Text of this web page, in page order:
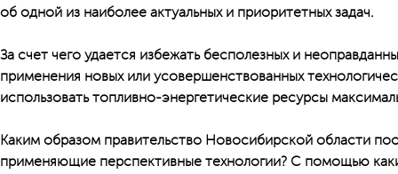
об одной из наиболее актуальных и приоритетных задач.
За счет чего удается избежать бесполезных и
применения новых или усовершенствованных
использовать топливно-энергетические ресурсы
Каким образом правительство Новосибирской области
применяющие перспективные технологии? С помощью